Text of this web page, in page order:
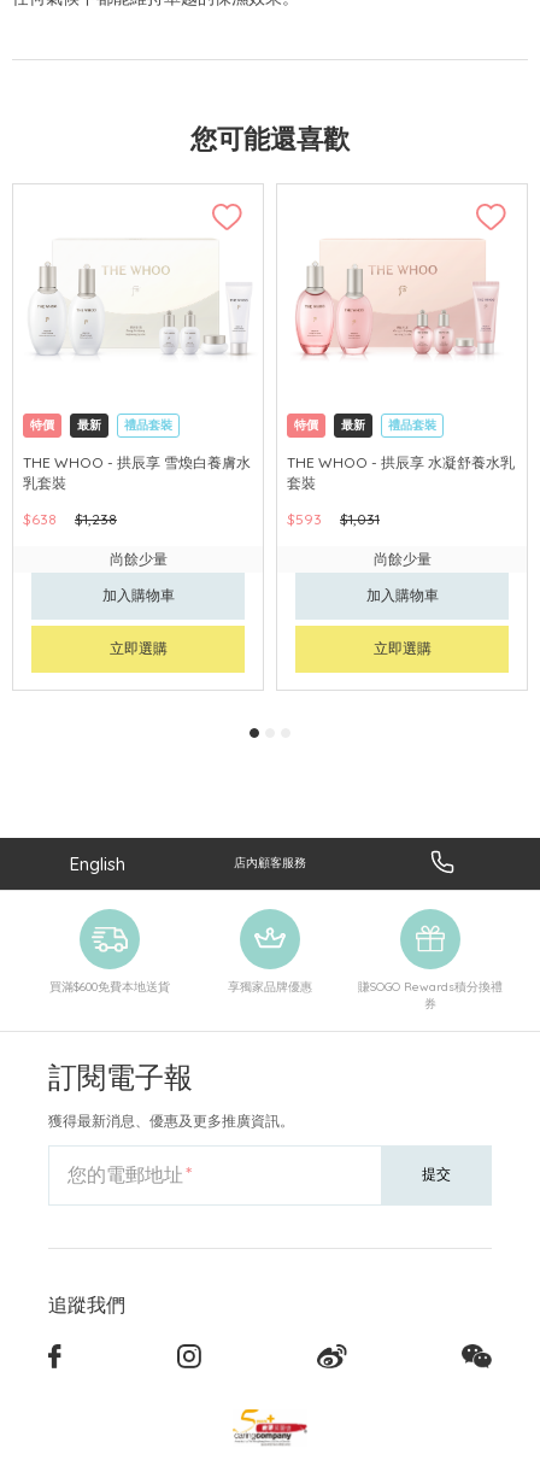
您可能還喜歡
特價 最新 禮品套裝
網購店取 可中國內地配送
THE WHOO - 拱辰享 雪煥白養膚水
乳套裝
$638
$1,238
尚餘少量
加入購物車
立即選購
特價 最新 禮品套裝
網購店取 可中國內地配送
THE WHOO - 拱辰享 水凝舒養水乳
套裝
$593
$1,031
尚餘少量
加入購物車
立即選購
English 店內顧客服務
買滿$600免費本地送貨 享獨家品牌優惠
賺SOGO Rewards積分換禮
券
訂閱電子報
獲得最新消息、優惠及更多推廣資訊。
您的電郵地址 提交
追蹤我們